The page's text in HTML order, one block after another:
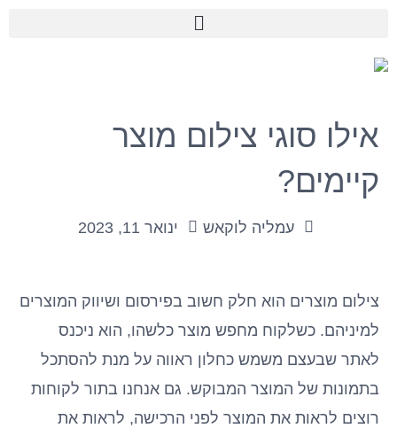
אילו סוגי צילום מוצר
קיימים?
עמליה לוקאש ינואר 11, 2023
צילום מוצרים הוא חלק חשוב בפירסום ושיווק המוצרים
למיניהם. כשלקוח מחפש מוצר כלשהו, הוא ניכנס
לאתר שבעצם משמש כחלון ראווה על מנת להסתכל
בתמונות של המוצר המבוקש. גם אנחנו בתור לקוחות
רוצים לראות את המוצר לפני הרכישה, לראות את